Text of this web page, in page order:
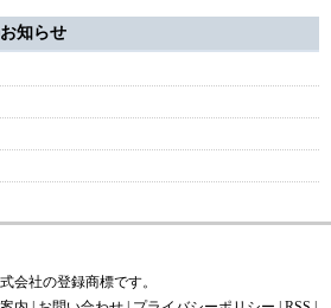
知らせ
会社の登録商標です。